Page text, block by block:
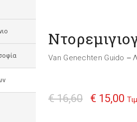
Van Genechten Guido —
€ 16,60 € 15,00